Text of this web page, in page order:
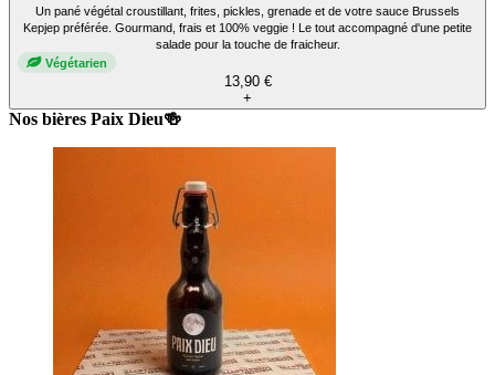
Un pané végétal croustillant, frites, pickles, grenade et de votre sauce Brussels
Kepjep préférée. Gourmand, frais et 100% veggie ! Le tout accompagné d'une petite
salade pour la touche de fraicheur.
Végétarien
13,90 €
+
Nos bières Paix Dieu🍻